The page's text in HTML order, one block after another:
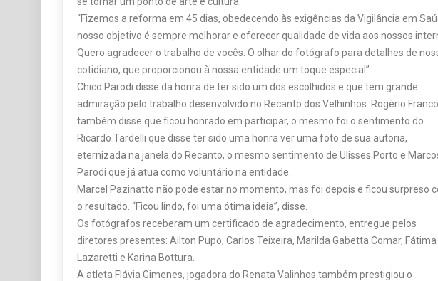
“Fizemos a reforma em 45 dias, obedecendo às exigências da Vigilância em
nosso objetivo é sempre melhorar e oferecer qualidade de vida aos nossos
Quero agradecer o trabalho de vocês. O olhar do fotógrafo para detalhes de
cotidiano, que proporcionou à nossa entidade um toque especial”.
Chico Parodi disse da honra de ter sido um dos escolhidos e que tem grande
admiração pelo trabalho desenvolvido no Recanto dos Velhinhos. Rogério Franco
também disse que ficou honrado em participar, o mesmo foi o sentimento do
Ricardo Tardelli que disse ter sido uma honra ver uma foto de sua autoria,
eternizada na janela do Recanto, o mesmo sentimento de Ulisses Porto e
Parodi que já atua como voluntário na entidade.
Marcel Pazinatto não pode estar no momento, mas foi depois e ficou surpreso
o resultado. “Ficou lindo, foi uma ótima ideia”, disse.
Os fotógrafos receberam um certificado de agradecimento, entregue pelos
diretores presentes: Ailton Pupo, Carlos Teixeira, Marilda Gabetta Comar, Fátima
Lazaretti e Karina Bottura.
A atleta Flávia Gimenes, jogadora do Renata Valinhos também prestigiou o